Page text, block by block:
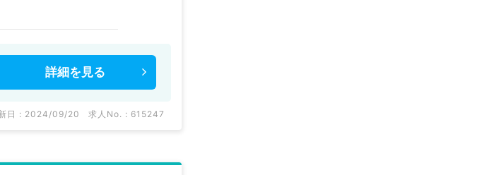
詳細を 見る
日 : 2024/09/20 求人No. : 615247